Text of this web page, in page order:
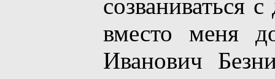
созваниваться
вместо меня
Иванович